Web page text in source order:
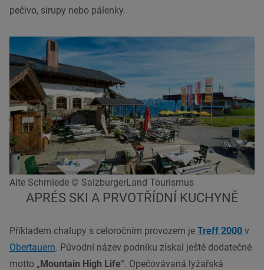
pečivo, sirupy nebo pálenky.
Alte Schmiede © SalzburgerLand Tourismus
APRÉS SKI A PRVOTŘÍDNÍ KUCHYNĚ
Příkladem chalupy s celoročním provozem je Treff 2000 v
Obertauern. Původní název podniku získal ještě dodatečné
motto „Mountain High Life“. Opečovávaná lyžařská